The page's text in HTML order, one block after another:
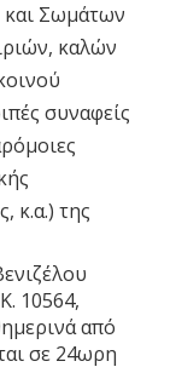
Σωμάτων
καλών
συναφείς
κ.α.) της
10564,
από
σε 24ωρη